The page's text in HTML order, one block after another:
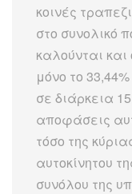
κοινές
στο συνολικό
καλούνται
μόνο το
σε διάρκεια
αποφάσεις
τόσο της
αυτοκίνητου
συνόλου της